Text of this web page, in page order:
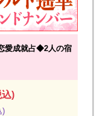
愛成就占◆2人の宿
)
)